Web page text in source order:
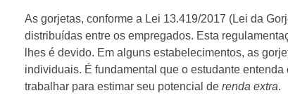
As gorjetas, conforme a Lei 13.419/2017 (Lei da
distribuídas entre os empregados. Esta
lhes é devido. Em alguns estabelecimentos, as
individuais. É fundamental que o estudante
trabalhar para estimar seu potencial de renda extra.